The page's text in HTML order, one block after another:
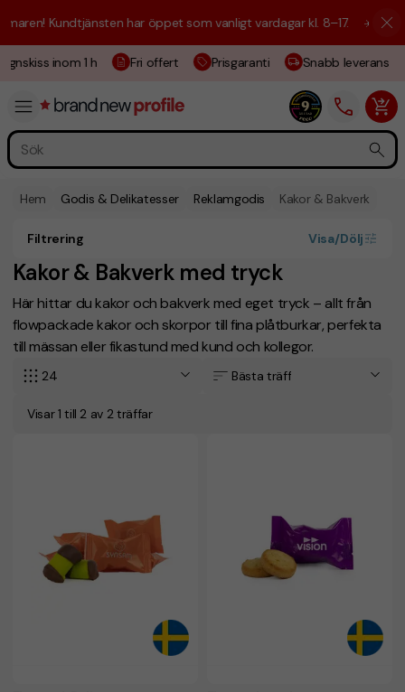
Kundtjänsten har öppet som vanligt vardagar kl. 8–17. ☀️ Vi är
inom 1 h Fri offert Prisgaranti Snabb leverans
Hem Godis & Delikatesser Reklamgodis Kakor & Bakverk
Kakor & Bakverk med tryck
Här hittar du kakor och bakverk med eget tryck – allt från
flowpackade kakor och skorpor till fina plåtburkar, perfekta
till mässan eller fikastund med kund och kollegor.
Filtrering Visa/Dölj
Visar 1 till 2 av 2 träffar
24 Bästa träff